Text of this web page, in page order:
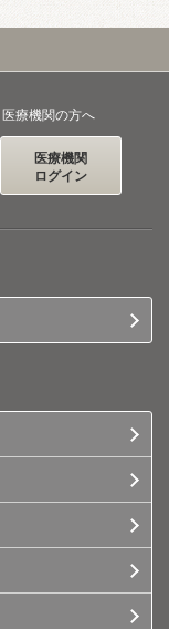
医療機関の方へ
医療機関
ログイン